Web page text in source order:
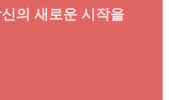
의 새로운 시작을